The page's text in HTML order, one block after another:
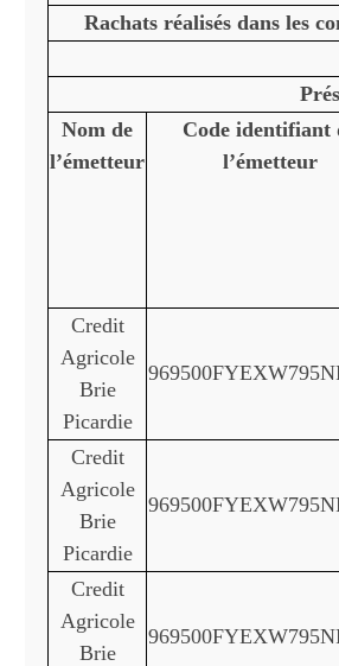
Rachats réalisés dans les
Nom de
l’émetteur
Code identifiant
l’émetteur
Credit
Agricole
Brie
Picardie
Credit
Agricole
Brie
Picardie
Credit
Agricole
Brie